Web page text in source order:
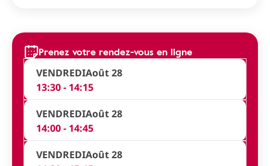
Prenez votre rendez-vous en ligne
VENDREDIAoût 28
13:30 - 14:15
VENDREDIAoût 28
14:00 - 14:45
VENDREDIAoût 28